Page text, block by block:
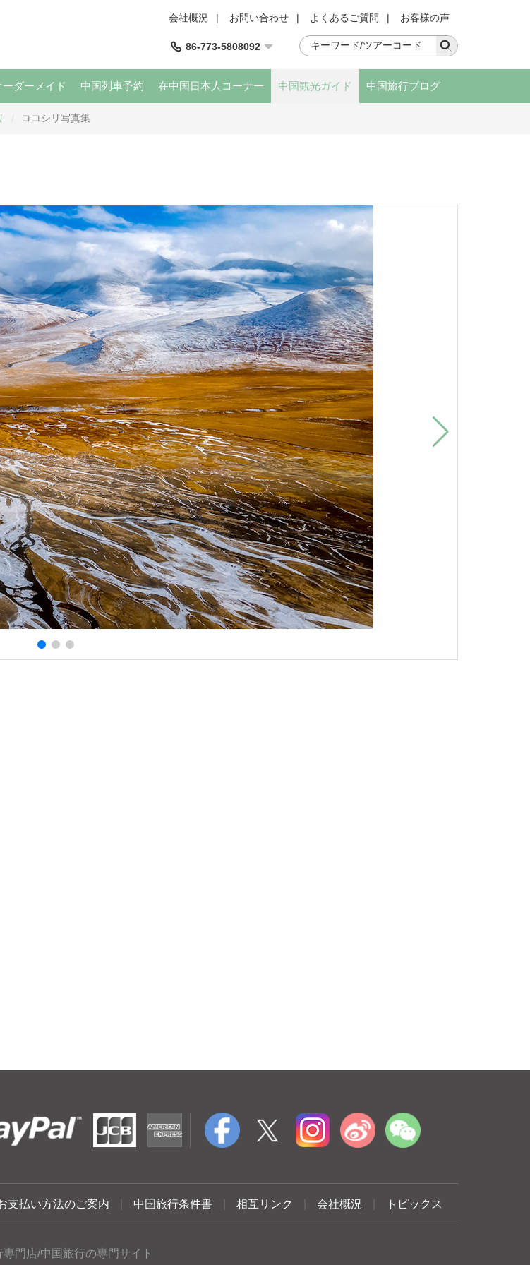
会社概況 | お問い合わせ | よくあるご質問 | お客様の声
86-773-5808092
ーダーメイド 中国列車予約 在中国日本人コーナー 中国観光ガイド 中国旅行ブログ
ココシリ写真集
支払い方法のご案内 中国旅行条件書 相互リンク 会社概況 トピックス
門店/中国旅行の専門サイト